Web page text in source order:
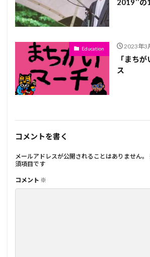
2019″の
Education 2023年3
「まち
ス
コメントを書く
メールアドレスが公開されることはありません。
須項目です
コメント ※